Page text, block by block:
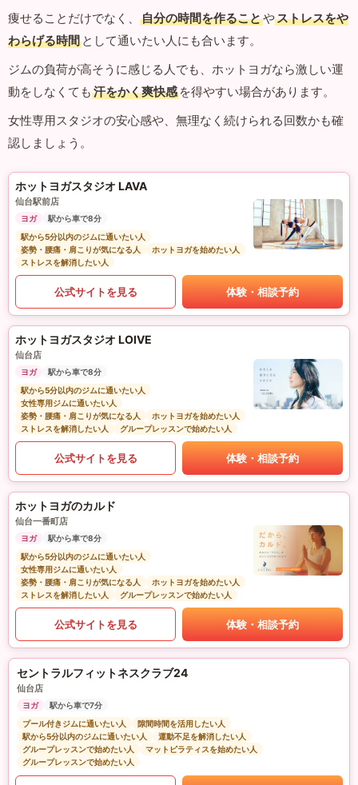
痩せることだけでなく、
自分の時間を作ることやストレスをや
わらげる時間 として通いたい人にも合います。
ジムの負荷が高そうに感じる人でも、ホットヨガなら激しい運
動をしなくても 汗をかく爽快感 を得やすい場合があります。
女性専用スタジオの安心感や、無理なく続けられる回数かも確
認しましょう。
ホットヨガスタジオ LAVA
仙台駅前店
ヨガ
駅から車で8分
駅から5分以内のジムに通いたい人
姿勢・腰痛・肩こりが気になる人
ホットヨガを始めたい人
ストレスを解消したい人
公式サイトを見る 体験・相談予約
ホットヨガスタジオ LOIVE
仙台店
ヨガ
駅から車で8分
駅から5分以内のジムに通いたい人
女性専用ジムに通いたい人
姿勢・腰痛・肩こりが気になる人
ホットヨガを始めたい人
ストレスを解消したい人
グループレッスンで始めたい人
公式サイトを見る 体験・相談予約
ホットヨガのカルド
仙台一番町店
ヨガ
駅から車で8分
駅から5分以内のジムに通いたい人
女性専用ジムに通いたい人
姿勢・腰痛・肩こりが気になる人
ホットヨガを始めたい人
ストレスを解消したい人
グループレッスンで始めたい人
公式サイトを見る 体験・相談予約
セントラルフィットネスクラブ24
仙台店
ヨガ
駅から車で7分
プール付きジムに通いたい人
隙間時間を活用したい人
駅から5分以内のジムに通いたい人
運動不足を解消したい人
グループレッスンで始めたい人
マットピラティスを始めたい人
グループレッスンで始めたい人